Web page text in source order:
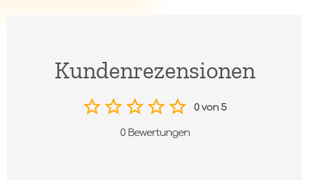
Kundenrezensionen
0 von 5
0 Bewertungen